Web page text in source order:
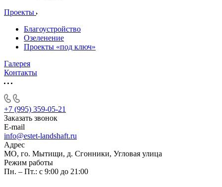
Проекты
Благоустройство
Озеленение
Проекты «под ключ»
Галерея
Контакты
+7 (995) 359-05-21
Заказать звонок
E-mail
info@estet-landshaft.ru
Адрес
МО, го. Мытищи, д. Сгонники, Угловая улица
Режим работы
Пн. – Пт.: с 9:00 до 21:00